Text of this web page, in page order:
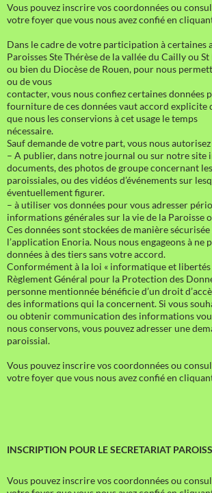
Vous pouvez inscrire vos coordonnées ou
votre foyer que vous nous avez confié en
Dans le cadre de votre participation à certaines
Paroisses Ste Thérèse de la vallée du Cailly ou
ou bien du Diocèse de Rouen, pour nous
ou de vous
contacter, vous nous confiez certaines données
fourniture de ces données vaut accord explicite
que nous les conservions à cet usage le temps
nécessaire.
Sauf demande de votre part, vous nous autorisez
– A publier, dans notre journal ou sur notre site
documents, des photos de groupe concernant
paroissiales, ou des vidéos d’événements sur
éventuellement figurer.
– à utiliser vos données pour vous adresser
informations générales sur la vie de la Paroisse
Ces données sont stockées de manière sécurisée
l’application Enoria. Nous nous engageons à ne
données à des tiers sans votre accord.
Conformément à la loi « informatique et libertés
Règlement Général pour la Protection des
personne mentionnée bénéficie d’un droit
des informations qui la concernent. Si vous
ou obtenir communication des informations
nous conservons, vous pouvez adresser une
paroissial.
Vous pouvez inscrire vos coordonnées ou
votre foyer que vous nous avez confié en
INSCRIPTION POUR LE SECRETARIAT
Vous pouvez inscrire vos coordonnées ou